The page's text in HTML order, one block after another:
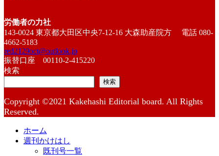
労働者の力社
143-0024 東京都大田区中央7-12-16 大森助産院方 電話 080-
4662-5183
red2129oct@outlook.jp
振替口座 00110-2-415220
検索
検索
Copyright ©2021 Kakehashi Editorial board. All Rights
Reserved.
ホーム
週刊かけはし
既刊号一覧